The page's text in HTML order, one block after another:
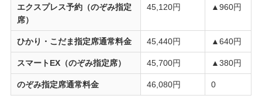
エクスプレス予約（のぞみ指定
席）
45,120円 ▲960円
ひかり・こだま指定席通常料金 45,440円 ▲640円
スマートEX（のぞみ指定席） 45,700円 ▲380円
のぞみ指定席通常料金 46,080円 0